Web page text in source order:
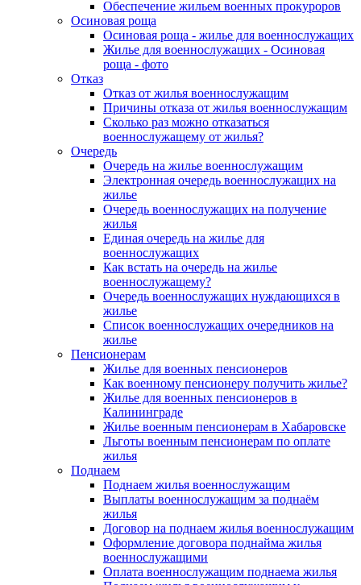
Обеспечение жильем военных прокуроров
Осиновая роща
Осиновая роща - жилье для военнослужащих
Жилье для военнослужащих - Осиновая
роща - фото
Отказ
Отказ от жилья военнослужащим
Причины отказа от жилья военнослужащим
Сколько раз можно отказаться
военнослужащему от жилья?
Очередь
Очередь на жилье военнослужащим
Электронная очередь военнослужащих на
жилье
Очередь военнослужащих на получение
жилья
Единая очередь на жилье для
военнослужащих
Как встать на очередь на жилье
военнослужащему?
Очередь военнослужащих нуждающихся в
жилье
Список военнослужащих очередников на
жилье
Пенсионерам
Жилье для военных пенсионеров
Как военному пенсионеру получить жилье?
Жилье для военных пенсионеров в
Калининграде
Жилье военным пенсионерам в Хабаровске
Льготы военным пенсионерам по оплате
жилья
Поднаем
Поднаем жилья военнослужащим
Выплаты военнослужащим за поднаём
жилья
Договор на поднаем жилья военнослужащим
Оформление договора поднайма жилья
военнослужащими
Оплата военнослужащим поднаема жилья